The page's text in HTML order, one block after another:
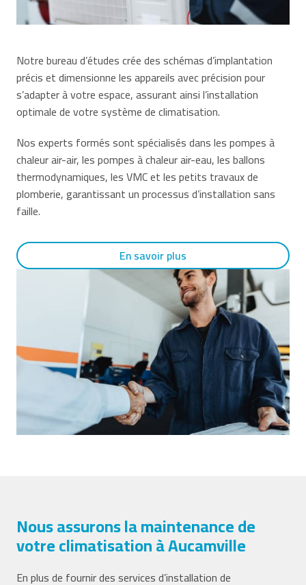
Notre bureau d’études crée des schémas d’implantation
précis et dimensionne les appareils avec précision pour
s’adapter à votre espace, assurant ainsi l’installation
optimale de votre système de climatisation.
Nos experts formés sont spécialisés dans les pompes à
chaleur air-air, les pompes à chaleur air-eau, les ballons
thermodynamiques, les VMC et les petits travaux de
plomberie, garantissant un processus d’installation sans
faille.
En savoir plus
Nous assurons la maintenance de
votre climatisation à Aucamville
En plus de fournir des services d’installation de